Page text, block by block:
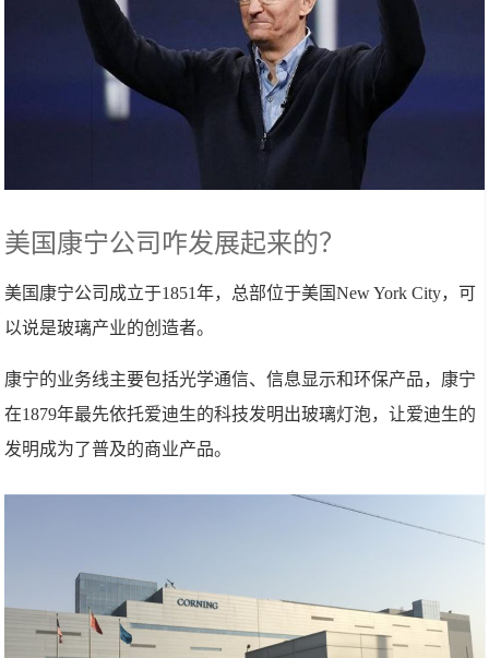
美国康宁公司咋发展起来的？
美国康宁公司成立于1851年，总部位于美国New York City，可
以说是玻璃产业的创造者。
康宁的业务线主要包括光学通信、信息显示和环保产品，康宁
在1879年最先依托爱迪生的科技发明出玻璃灯泡，让爱迪生的
发明成为了普及的商业产品。